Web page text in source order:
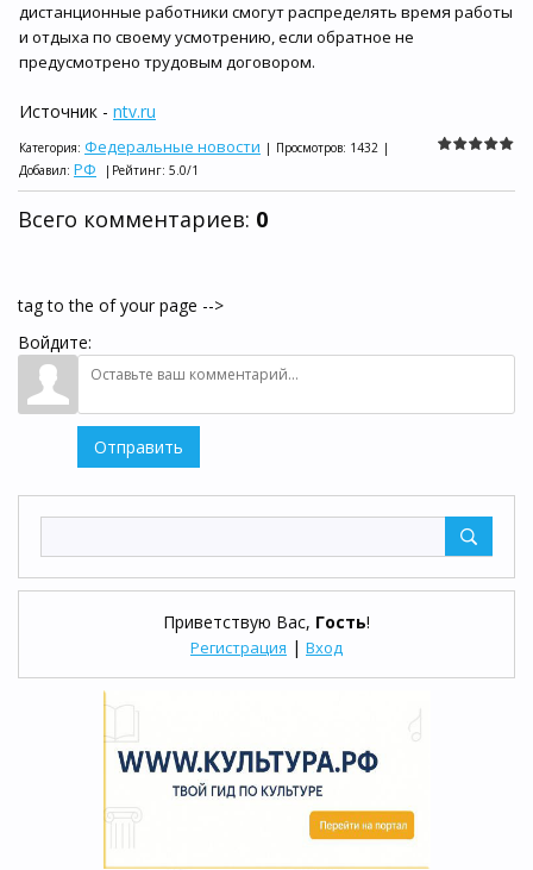
Приветствую Вас, Гость!
Регистрация | Вход
дистанционные работники смогут распределять время работы
и отдыха по своему усмотрению, если обратное не
предусмотрено трудовым договором.
Источник - ntv.ru
Категория: Федеральные новости | Просмотров: 1432 |
Добавил: РФ | Рейтинг: 5.0/1
Всего комментариев: 0
tag to the of your page -->
Войдите:
Отправить